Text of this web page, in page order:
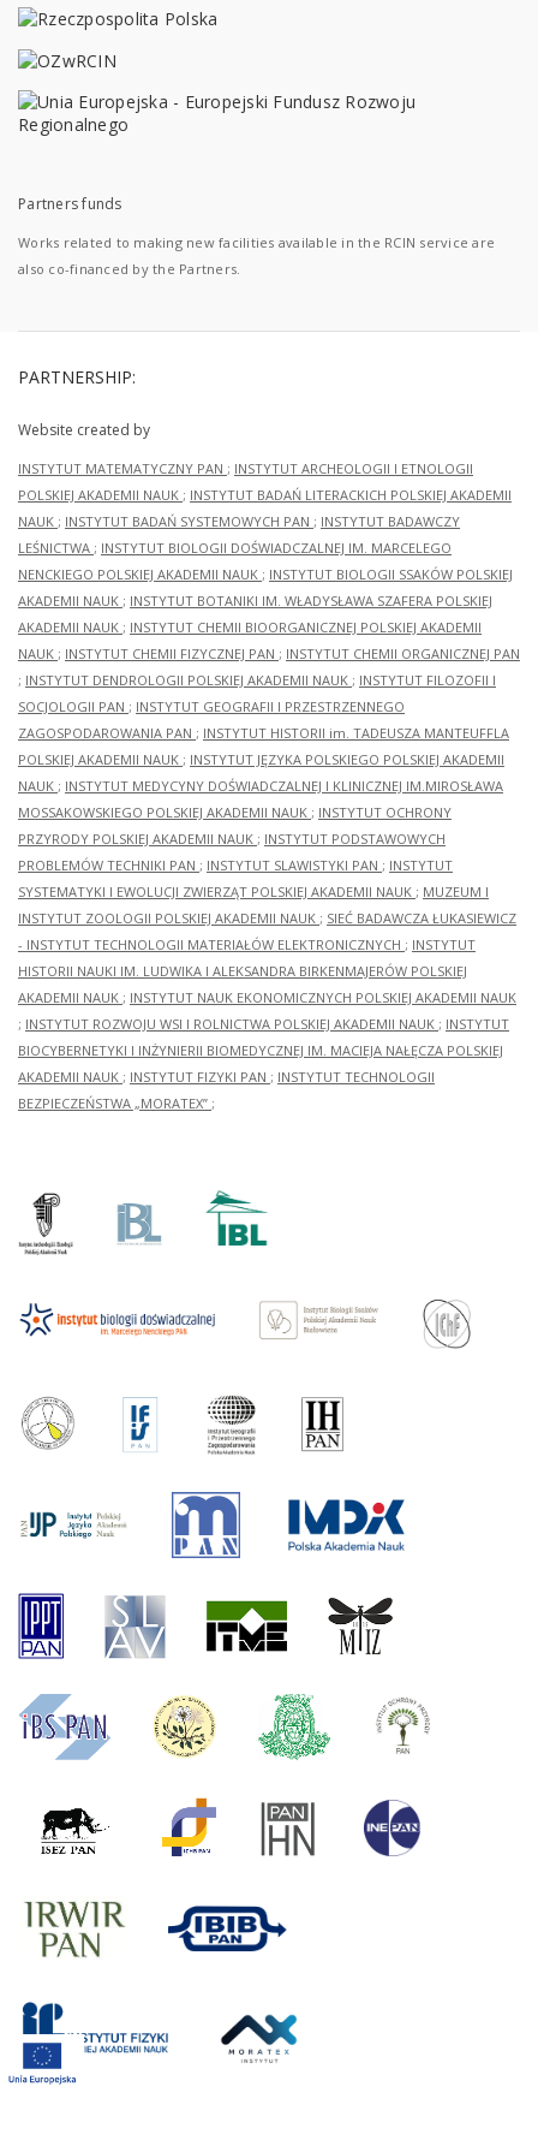
Partners funds
Works related to making new facilities available in the RCIN service are
also co-financed by the Partners.
PARTNERSHIP:
Website created by
INSTYTUT MATEMATYCZNY PAN ; INSTYTUT ARCHEOLOGII I ETNOLOGII
POLSKIEJ AKADEMII NAUK ; INSTYTUT BADAŃ LITERACKICH POLSKIEJ AKADEMII
NAUK ; INSTYTUT BADAŃ SYSTEMOWYCH PAN ; INSTYTUT BADAWCZY
LEŚNICTWA ; INSTYTUT BIOLOGII DOŚWIADCZALNEJ IM. MARCELEGO
NENCKIEGO POLSKIEJ AKADEMII NAUK ; INSTYTUT BIOLOGII SSAKÓW POLSKIEJ
AKADEMII NAUK ; INSTYTUT BOTANIKI IM. WŁADYSŁAWA SZAFERA POLSKIEJ
AKADEMII NAUK ; INSTYTUT CHEMII BIOORGANICZNEJ POLSKIEJ AKADEMII
NAUK ; INSTYTUT CHEMII FIZYCZNEJ PAN ; INSTYTUT CHEMII ORGANICZNEJ PAN
; INSTYTUT DENDROLOGII POLSKIEJ AKADEMII NAUK ; INSTYTUT FILOZOFII I
SOCJOLOGII PAN ; INSTYTUT GEOGRAFII I PRZESTRZENNEGO
ZAGOSPODAROWANIA PAN ; INSTYTUT HISTORII im. TADEUSZA MANTEUFFLA
POLSKIEJ AKADEMII NAUK ; INSTYTUT JĘZYKA POLSKIEGO POLSKIEJ AKADEMII
NAUK ; INSTYTUT MEDYCYNY DOŚWIADCZALNEJ I KLINICZNEJ IM.MIROSŁAWA
MOSSAKOWSKIEGO POLSKIEJ AKADEMII NAUK ; INSTYTUT OCHRONY
PRZYRODY POLSKIEJ AKADEMII NAUK ; INSTYTUT PODSTAWOWYCH
PROBLEMÓW TECHNIKI PAN ; INSTYTUT SLAWISTYKI PAN ; INSTYTUT
SYSTEMATYKI I EWOLUCJI ZWIERZĄT POLSKIEJ AKADEMII NAUK ; MUZEUM I
INSTYTUT ZOOLOGII POLSKIEJ AKADEMII NAUK ; SIEĆ BADAWCZA ŁUKASIEWICZ
- INSTYTUT TECHNOLOGII MATERIAŁÓW ELEKTRONICZNYCH ; INSTYTUT
HISTORII NAUKI IM. LUDWIKA I ALEKSANDRA BIRKENMAJERÓW POLSKIEJ
AKADEMII NAUK ; INSTYTUT NAUK EKONOMICZNYCH POLSKIEJ AKADEMII NAUK
; INSTYTUT ROZWOJU WSI I ROLNICTWA POLSKIEJ AKADEMII NAUK ; INSTYTUT
BIOCYBERNETYKI I INŻYNIERII BIOMEDYCZNEJ IM. MACIEJA NAŁĘCZA POLSKIEJ
AKADEMII NAUK ; INSTYTUT FIZYKI PAN ; INSTYTUT TECHNOLOGII
BEZPIECZEŃSTWA „MORATEX” ;